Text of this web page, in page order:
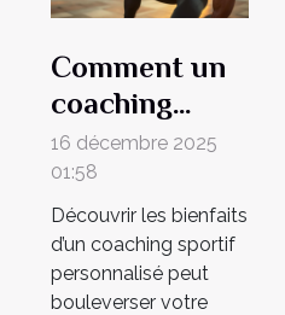
Comment un
coaching
sportif
personnalisé
transforme-t-
il votre
quotidien ?
16 décembre 2025
01:58
Découvrir les bienfaits
d’un coaching sportif
personnalisé peut
bouleverser votre